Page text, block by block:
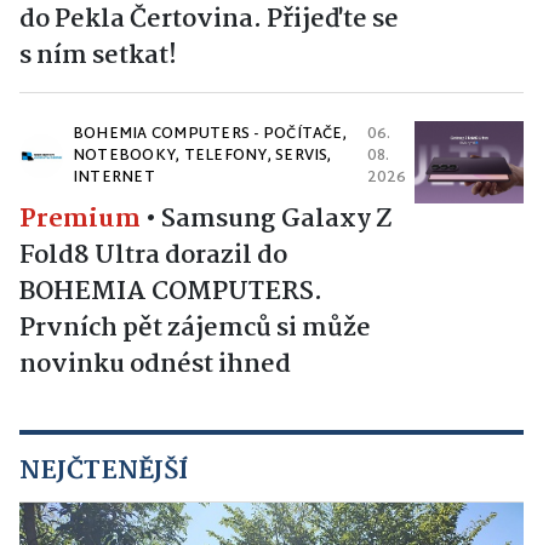
do Pekla Čertovina. Přijeďte se
s ním setkat!
BOHEMIA COMPUTERS - POČÍTAČE,
NOTEBOOKY, TELEFONY, SERVIS,
INTERNET
06.
08.
2026
Premium • Samsung Galaxy Z
Fold8 Ultra dorazil do
BOHEMIA COMPUTERS.
Prvních pět zájemců si může
novinku odnést ihned
NEJČTENĚJŠÍ